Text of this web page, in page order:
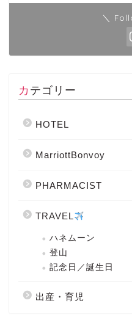
＼
カテゴリー
HOTEL
MarriottBonvoy
PHARMACIST
TRAVEL
ハネムーン
登山
記念日／誕生日
出産・育児